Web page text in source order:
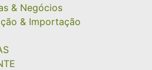
& Negócios
& Importação